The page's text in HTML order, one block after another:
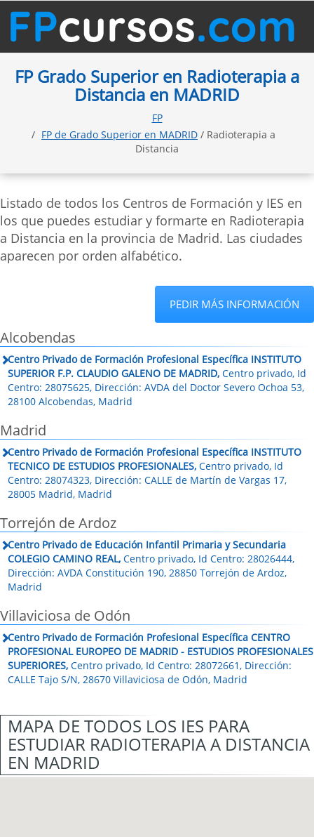
FP Grado Superior en Radioterapia a
Distancia en MADRID
FP
FP de Grado Superior en MADRID / Radioterapia a
Distancia
Listado de todos los Centros de Formación y IES en
los que puedes estudiar y formarte en Radioterapia
a Distancia en la provincia de Madrid. Las ciudades
aparecen por orden alfabético.
PEDIR MÁS INFORMACIÓN
Alcobendas
Centro Privado de Formación Profesional Específica INSTITUTO
SUPERIOR F.P. CLAUDIO GALENO DE MADRID, Centro privado, Id
Centro: 28075625, Dirección: AVDA del Doctor Severo Ochoa 53,
28100 Alcobendas, Madrid
Madrid
Centro Privado de Formación Profesional Específica INSTITUTO
TECNICO DE ESTUDIOS PROFESIONALES, Centro privado, Id
Centro: 28074323, Dirección: CALLE de Martín de Vargas 17,
28005 Madrid, Madrid
Torrejón de Ardoz
Centro Privado de Educación Infantil Primaria y Secundaria
COLEGIO CAMINO REAL, Centro privado, Id Centro: 28026444,
Dirección: AVDA Constitución 190, 28850 Torrejón de Ardoz,
Madrid
Villaviciosa de Odón
Centro Privado de Formación Profesional Específica CENTRO
PROFESIONAL EUROPEO DE MADRID - ESTUDIOS PROFESIONALES
SUPERIORES, Centro privado, Id Centro: 28072661, Dirección:
CALLE Tajo S/N, 28670 Villaviciosa de Odón, Madrid
MAPA DE TODOS LOS IES PARA
ESTUDIAR RADIOTERAPIA A DISTANCIA
EN MADRID